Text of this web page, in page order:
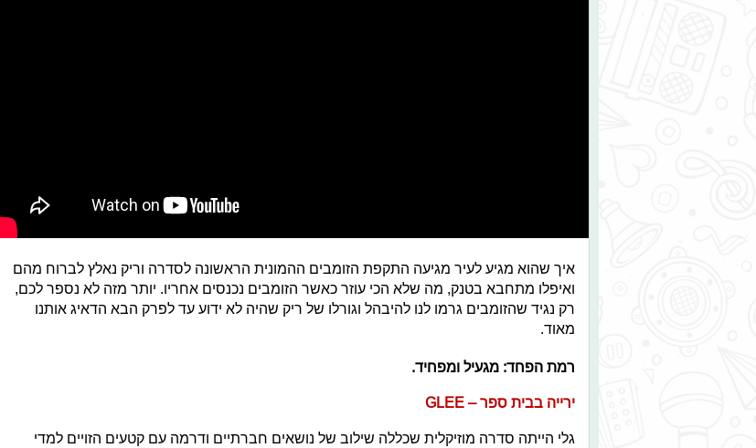
איך שהוא מגיע לעיר מגיעה התקפת הזומבים ההמונית הראשונה לסדרה וריק נאלץ לברוח מהם
ואיפלו מתחבא בטנק, מה שלא הכי עוזר כאשר הזומבים נכנסים אחריו. יותר מזה לא נספר לכם,
רק נגיד שהזומבים גרמו לנו להיבהל וגורלו של ריק שהיה לא ידוע עד לפרק הבא הדאיג אותנו
מאוד.
רמת הפחד: מגעיל ומפחיד.
ירייה בבית ספר – GLEE
גלי הייתה סדרה מוזיקלית שכללה שילוב של נושאים חברתיים ודרמה עם קטעים הזויים למדי